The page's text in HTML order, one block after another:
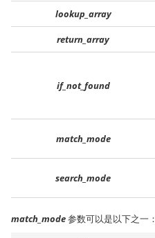
lookup_array
return_array
if_not_found
match_mode
search_mode
match_mode参数可以是以下之一：